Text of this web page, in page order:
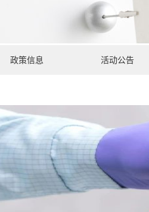
政策信息 活动公告